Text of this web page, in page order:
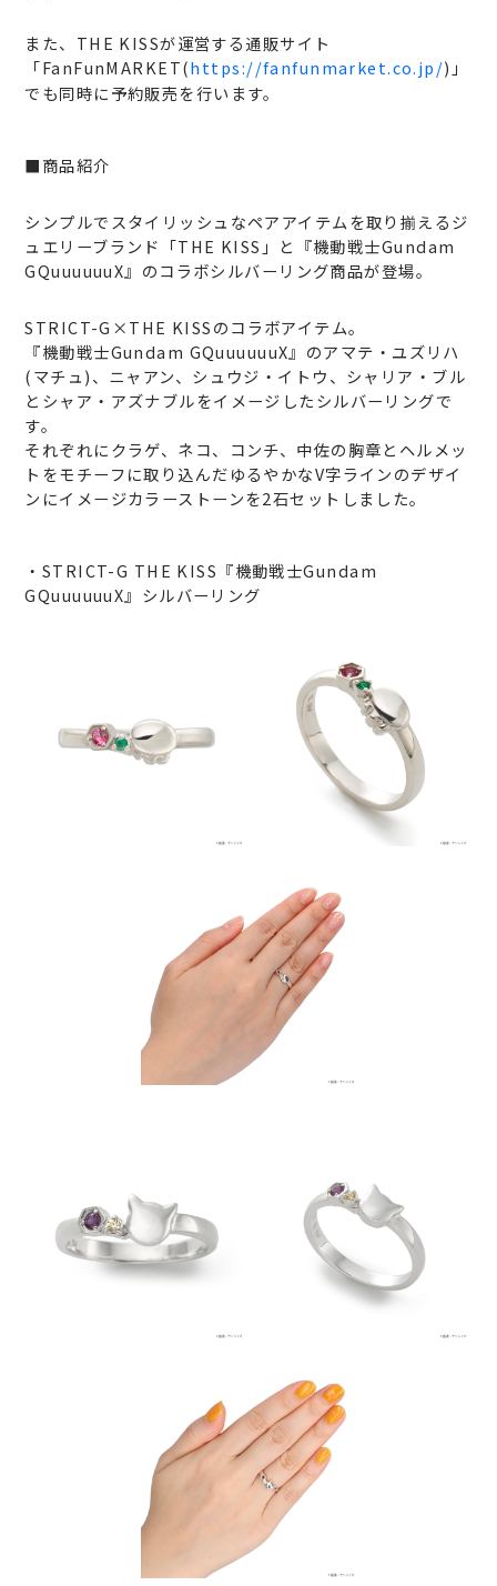
また、THE KISSが運営する通販サイト
「FanFunMARKET(https://fanfunmarket.co.jp/)」
でも同時に予約販売を行います。
■商品紹介
シンプルでスタイリッシュなペアアイテムを取り揃えるジ
ュエリーブランド「THE KISS」と『機動戦士Gundam
GQuuuuuuX』のコラボシルバーリング商品が登場。
STRICT-G×THE KISSのコラボアイテム。
『機動戦士Gundam GQuuuuuuX』のアマテ・ユズリハ
(マチュ)、ニャアン、シュウジ・イトウ、シャリア・ブル
とシャア・アズナブルをイメージしたシルバーリングで
す。
それぞれにクラゲ、ネコ、コンチ、中佐の胸章とヘルメッ
トをモチーフに取り込んだゆるやかなV字ラインのデザイ
ンにイメージカラーストーンを2石セットしました。
・STRICT-G THE KISS『機動戦士Gundam
GQuuuuuuX』シルバーリング